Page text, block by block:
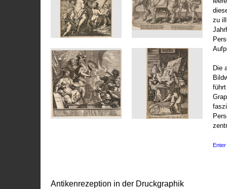
zu
Die
Enter
Antikenrezeption in der Druckgraphik